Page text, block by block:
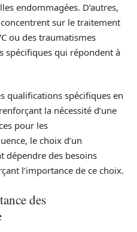
endommagées. D’autres,
sur le traitement
ou des traumatismes
spécifiques qui répondent à
qualifications spécifiques en
la nécessité d’une
pour les
le choix d’un
dépendre des besoins
l’importance de ce choix.
des